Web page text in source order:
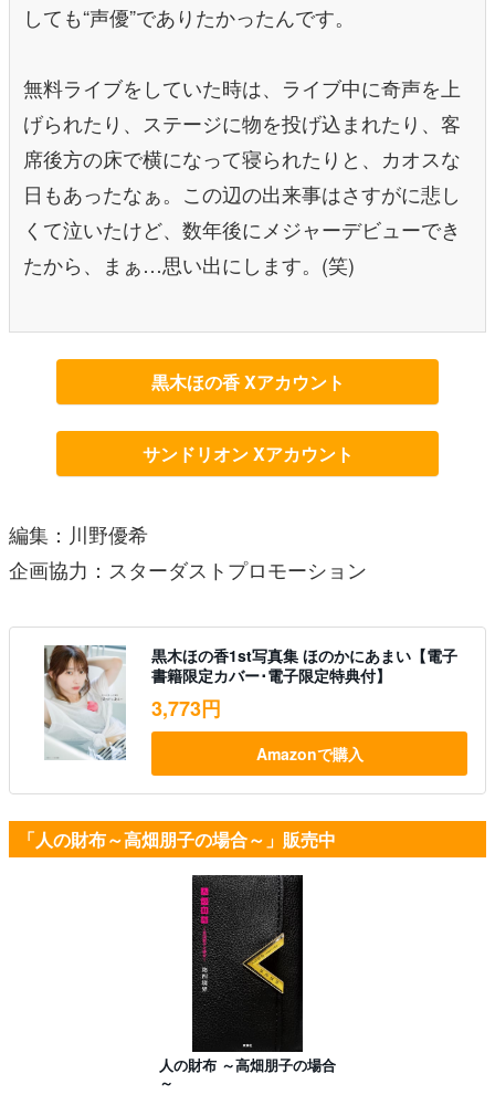
しても“声優”でありたかったんです。
無料ライブをしていた時は、ライブ中に奇声を上
げられたり、ステージに物を投げ込まれたり、客
席後方の床で横になって寝られたりと、カオスな
日もあったなぁ。この辺の出来事はさすがに悲し
くて泣いたけど、数年後にメジャーデビューでき
たから、まぁ…思い出にします。(笑)
黒木ほの香 Xアカウント
サンドリオン Xアカウント
編集：川野優希
企画協力：スターダストプロモーション
黒木ほの香1st写真集 ほのかにあまい【電子
書籍限定カバー･電子限定特典付】
3,773円
Amazonで購入
「人の財布～高畑朋子の場合～」販売中
人の財布 ～高畑朋子の場合
～